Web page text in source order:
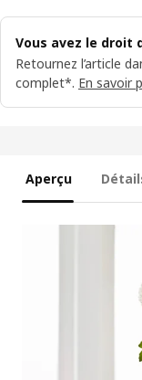
Vous avez le droit
Retournez l’article
complet*. En savoir
Aperçu